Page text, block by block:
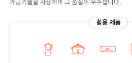
가공기술을 사용하여 그 품질이 우수합니다.
활용 제품